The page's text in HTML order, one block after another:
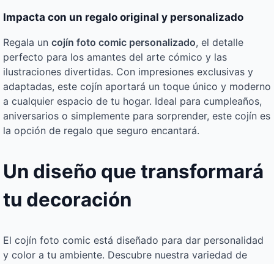
Impacta con un regalo original y personalizado
Regala un cojín foto comic personalizado, el detalle
perfecto para los amantes del arte cómico y las
ilustraciones divertidas. Con impresiones exclusivas y
adaptadas, este cojín aportará un toque único y moderno
a cualquier espacio de tu hogar. Ideal para cumpleaños,
aniversarios o simplemente para sorprender, este cojín es
la opción de regalo que seguro encantará.
Un diseño que transformará
tu decoración
El cojín foto comic está diseñado para dar personalidad
y color a tu ambiente. Descubre nuestra variedad de